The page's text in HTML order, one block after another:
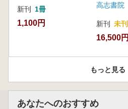
新刊 1冊
1,100円
高志書院
新刊 未刊
16,500円
もっと見る
あなたへのおすすめ